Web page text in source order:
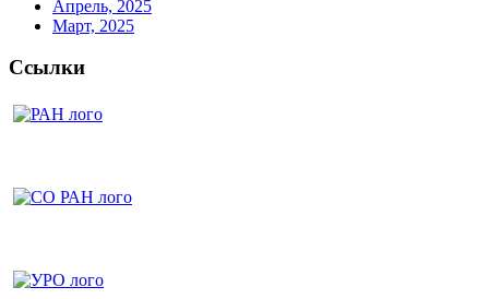
Апрель, 2025
Март, 2025
Ссылки